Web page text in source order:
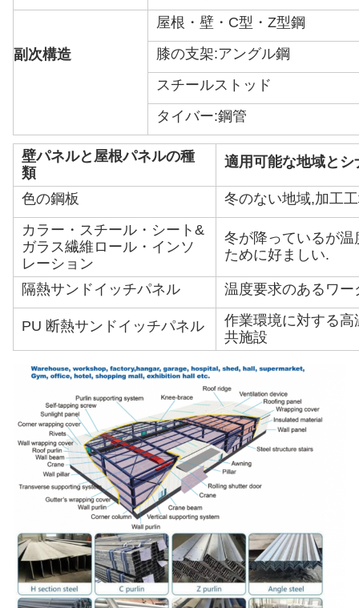
副次構造
屋根・壁・C型・Z型鋼
膝の支架:アングル鋼
スチールストッド
タイバー:鋼管
壁パネルと屋根パネルの種
類
適用可能な地域とシ
色の鋼板
冬のない地域,加工
カラー・スチール・シート&
ガラス繊維ロール・インソ
レーション
冬が降っているが
ために好ましい.
隔熱サンドイッチパネル 温度要求のあるワ
PU 断熱サンドイッチパネル
作業環境に対する
共施設